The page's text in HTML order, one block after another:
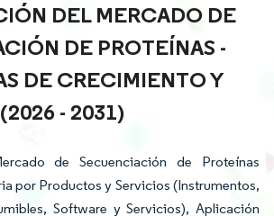
DEL MERCADO DE
DE PROTEÍNAS -
DE CRECIMIENTO Y
- 2031)
de Secuenciación de Proteínas
por Productos y Servicios (Instrumentos,
Software y Servicios), Aplicación